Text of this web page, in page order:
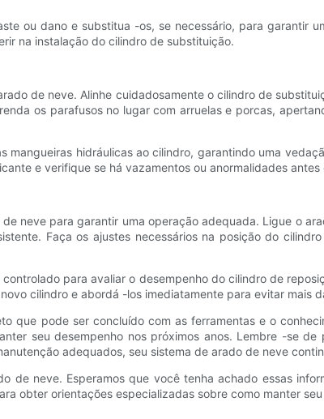
ou dano e substitua -os, se necessário, para garantir
na instalação do cilindro de substituição.
de neve. Alinhe cuidadosamente o cilindro de
os parafusos no lugar com arruelas e porcas,
hidráulicas ao cilindro, garantindo uma
e verifique se há vazamentos ou anormalidades
neve para garantir uma operação adequada. Ligue o
Faça os ajustes necessários na posição do
para avaliar o desempenho do cilindro de
cilindro e abordá -los imediatamente para evitar mais
que pode ser concluído com as ferramentas e o
seu desempenho nos próximos anos. Lembre -se
adequados, seu sistema de arado de neve
neve. Esperamos que você tenha achado essas
obter orientações especializadas sobre como manter